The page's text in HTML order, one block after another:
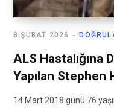
8 ŞUBAT 2026
ALS Hastalığına
Yapılan Stephen
14 Mart 2018 günü 76